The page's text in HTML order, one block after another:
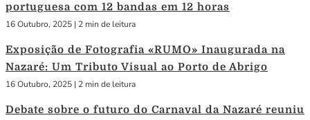
portuguesa com 12 bandas em 12 horas
16 Outubro, 2025 | 2 min de leitura
Exposição de Fotografia «RUMO» Inaugurada na
Nazaré: Um Tributo Visual ao Porto de Abrigo
16 Outubro, 2025 | 2 min de leitura
Debate sobre o futuro do Carnaval da Nazaré reuniu